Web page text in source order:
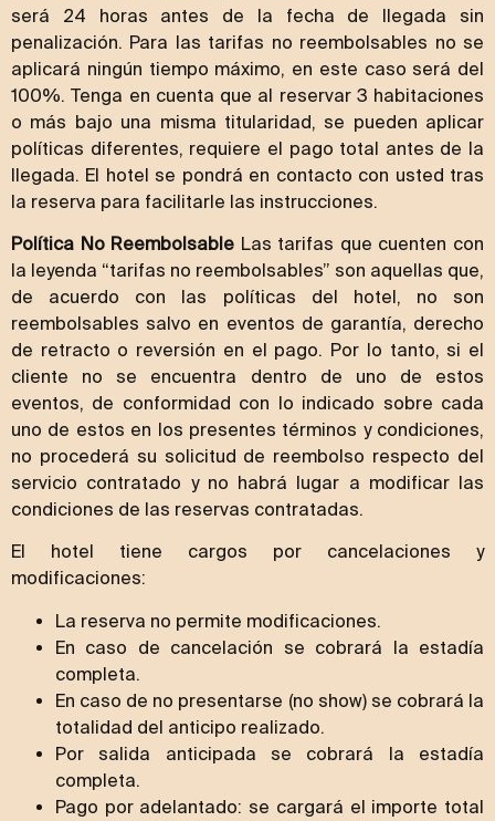
será 24 horas antes de la fecha de llegada sin
penalización. Para las tarifas no reembolsables no se
aplicará ningún tiempo máximo, en este caso será del
100%. Tenga en cuenta que al reservar 3 habitaciones
o más bajo una misma titularidad, se pueden aplicar
políticas diferentes, requiere el pago total antes de la
llegada. El hotel se pondrá en contacto con usted tras
la reserva para facilitarle las instrucciones.
Política No Reembolsable Las tarifas que cuenten con
la leyenda “tarifas no reembolsables” son aquellas que,
de acuerdo con las políticas del hotel, no son
reembolsables salvo en eventos de garantía, derecho
de retracto o reversión en el pago. Por lo tanto, si el
cliente no se encuentra dentro de uno de estos
eventos, de conformidad con lo indicado sobre cada
uno de estos en los presentes términos y condiciones,
no procederá su solicitud de reembolso respecto del
servicio contratado y no habrá lugar a modificar las
condiciones de las reservas contratadas.
El hotel tiene cargos por cancelaciones y
modificaciones:
La reserva no permite modificaciones.
En caso de cancelación se cobrará la estadía
completa.
En caso de no presentarse (no show) se cobrará la
totalidad del anticipo realizado.
Por salida anticipada se cobrará la estadía
completa.
Pago por adelantado: se cargará el importe total